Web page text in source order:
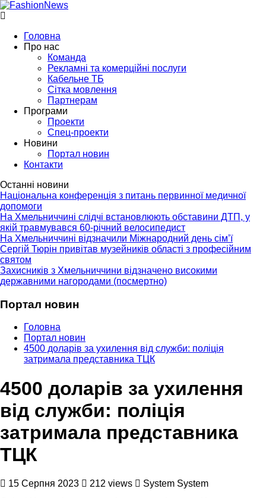
Головна
Про нас
Команда
Рекламні та комерційні послуги
Кабельне ТБ
Сітка мовлення
Партнерам
Програми
Проекти
Спец-проекти
Новини
Портал новин
Контакти
Останні новини
Національна конференція з питань первинної медичної
допомоги
На Хмельниччині слідчі встановлюють обставини ДТП, у
якій травмувався 60-річний велосипедист
На Хмельниччині відзначили Міжнародний день сім’ї
Сергій Тюрін привітав музейників області з професійним
святом
Захисників з Хмельниччини відзначено високими
державними нагородами (посмертно)
Портал новин
Головна
Портал новин
4500 доларів за ухилення від служби: поліція
затримала представника ТЦК
4500 доларів за ухилення
від служби: поліція
затримала представника
ТЦК
15 Серпня 2023 212 views
System System